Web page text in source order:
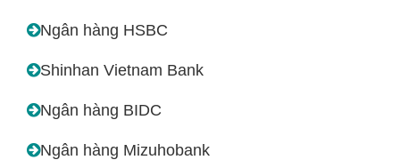
Ngân hàng HSBC
Shinhan Vietnam Bank
Ngân hàng BIDC
Ngân hàng Mizuhobank